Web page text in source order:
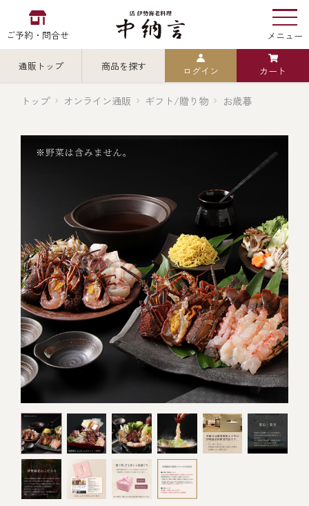
ご予約・問合せ メニュー
中納言の お食い初め
用途・シーン
ご結婚式 1.5次会・
二次会
レストラン
オンライン通販
(造り/焼物/蒸し/ボイル伊勢海老)
(ごちそう重/誕生日重/還暦重/お食い初め重)
(生おせち/おせち冷凍)
弁当宅配・仕出し
鉄板焼 ひかり
製薬会社・MR
サイトマップ
採用情報
通販トップ 商品を探す
全ての商品を見る
伊勢海老
全ての商品を見る
お造り（お刺身）
焼物
ボイル伊勢海老
ごちそう重
全ての商品を見る
ごちそう重
誕生日重
お食い初め重
おせち
全ての商品を見る
生おせち
おせち冷凍
海鮮鍋
海鮮ＢＢＱ
調味料
スープ・スープカレー
ログイン カート
トップ オンライン通販 ギフト/贈り物 お歳暮